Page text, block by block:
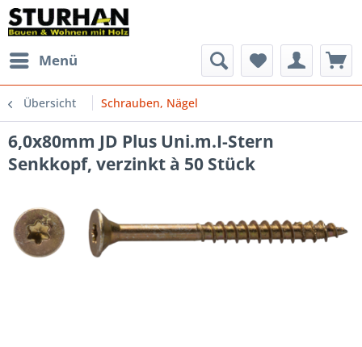
Menü
Übersicht Schrauben, Nägel
6,0x80mm JD Plus Uni.m.I-Stern
Senkkopf, verzinkt à 50 Stück